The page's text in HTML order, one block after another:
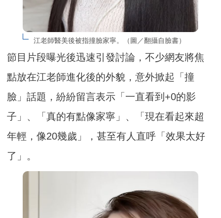
江老師醫美後被指撞臉家寧。（圖／翻攝自臉書）
節目片段曝光後迅速引發討論，不少網友將焦
點放在江老師進化後的外貌，意外掀起「撞
臉」話題，紛紛留言表示「一直看到+0的影
子」、「真的有點像家寧」、「現在看起來超
年輕，像20幾歲」，甚至有人直呼「效果太好
了」。